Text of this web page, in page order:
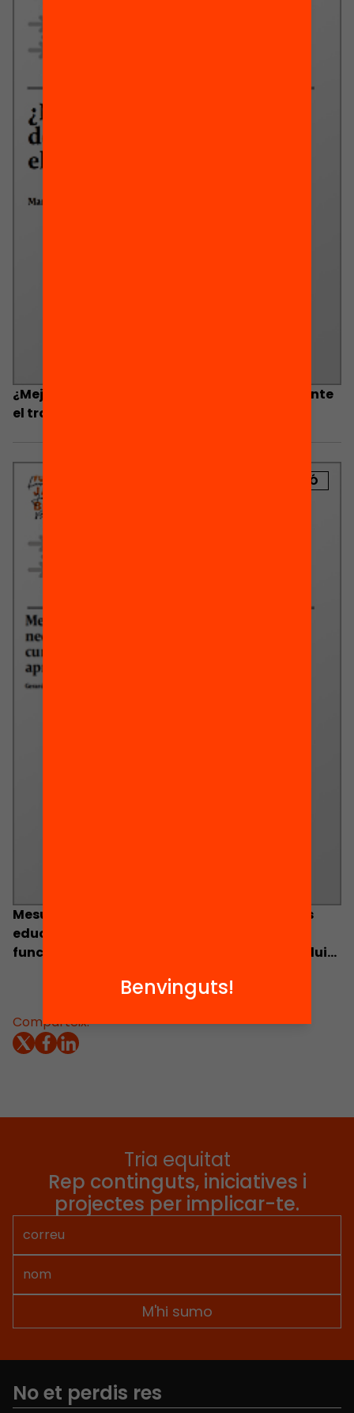
Comparteix:
¿Mejora el aprendizaje del alumnado mediante
el trabajo por proyectos?
PUBLICACIÓ
Mesures i suports d’atenció a les necessitats
educatives i diversificació curricular: què
funciona per millorar els aprenentatges i reduir
Tria equitat
Rep continguts, iniciatives i
projectes per implicar-te.
No et perdis res
Benvinguts!